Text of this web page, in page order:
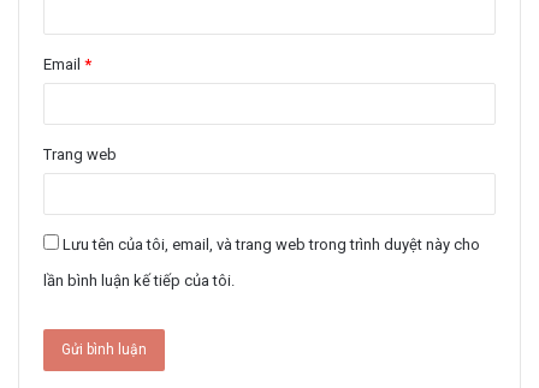
Email *
Trang web
Lưu tên của tôi, email, và trang web trong trình duyệt này cho
lần bình luận kế tiếp của tôi.